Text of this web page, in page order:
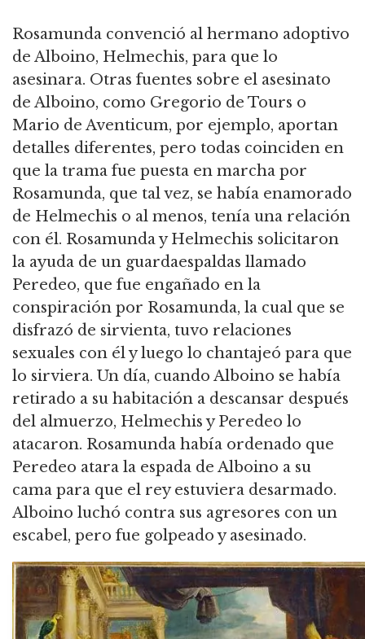
Rosamunda convenció al hermano adoptivo
de Alboino, Helmechis, para que lo
asesinara. Otras fuentes sobre el asesinato
de Alboino, como Gregorio de Tours o
Mario de Aventicum, por ejemplo, aportan
detalles diferentes, pero todas coinciden en
que la trama fue puesta en marcha por
Rosamunda, que tal vez, se había enamorado
de Helmechis o al menos, tenía una relación
con él. Rosamunda y Helmechis solicitaron
la ayuda de un guardaespaldas llamado
Peredeo, que fue engañado en la
conspiración por Rosamunda, la cual que se
disfrazó de sirvienta, tuvo relaciones
sexuales con él y luego lo chantajeó para que
lo sirviera. Un día, cuando Alboino se había
retirado a su habitación a descansar después
del almuerzo, Helmechis y Peredeo lo
atacaron. Rosamunda había ordenado que
Peredeo atara la espada de Alboino a su
cama para que el rey estuviera desarmado.
Alboino luchó contra sus agresores con un
escabel, pero fue golpeado y asesinado.